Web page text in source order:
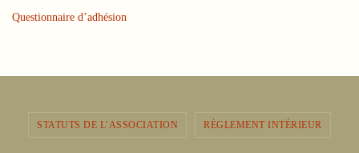
Questionnaire d’adhésion
STATUTS DE L’ASSOCIATION RÈGLEMENT INTÉRIEUR